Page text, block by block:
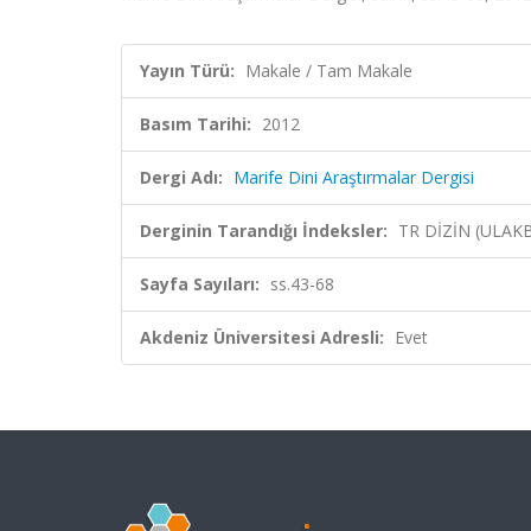
Yayın Türü: Makale / Tam Makale
Basım Tarihi: 2012
Dergi Adı: Marife Dini Araştırmalar Dergisi
Derginin Tarandığı İndeksler: TR DİZİN
Sayfa Sayıları: ss.43-68
Akdeniz Üniversitesi Adresli: Evet